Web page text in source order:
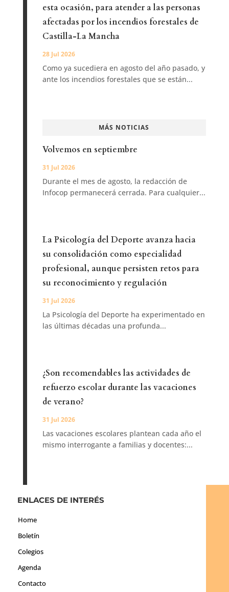
esta ocasión, para atender a las personas
afectadas por los incendios forestales de
Castilla-La Mancha
28 Jul 2026
Como ya sucediera en agosto del año pasado, y
ante los incendios forestales que se están...
MÁS NOTICIAS
Volvemos en septiembre
31 Jul 2026
Durante el mes de agosto, la redacción de
Infocop permanecerá cerrada. Para cualquier...
La Psicología del Deporte avanza hacia
su consolidación como especialidad
profesional, aunque persisten retos para
su reconocimiento y regulación
31 Jul 2026
La Psicología del Deporte ha experimentado en
las últimas décadas una profunda...
¿Son recomendables las actividades de
refuerzo escolar durante las vacaciones
de verano?
31 Jul 2026
Las vacaciones escolares plantean cada año el
mismo interrogante a familias y docentes:...
ENLACES DE INTERÉS
Home
Boletín
Colegios
Agenda
Contacto